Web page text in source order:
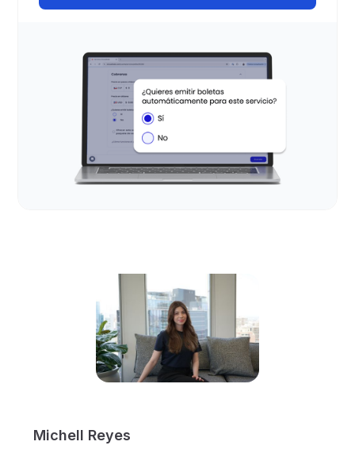
Michell Reyes